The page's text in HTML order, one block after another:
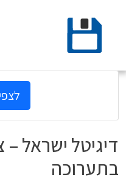
content
דיגיטל ישראל –
בתערוכה